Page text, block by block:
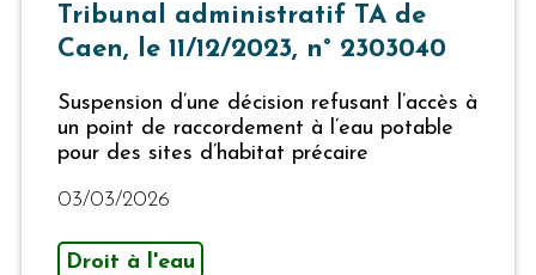
Tribunal administratif TA de
Caen, le 11/12/2023, n° 2303040
Suspension d’une décision refusant l’accès à
un point de raccordement à l’eau potable
pour des sites d’habitat précaire
03/03/2026
Droit à l'eau